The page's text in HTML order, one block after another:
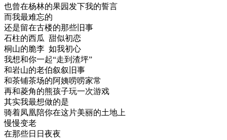
也曾在杨林的果园发下我的誓言
而我最难忘的
还是留在古楼的那些旧事
石柱的西瓜 甜似初恋
桐山的脆李 如我初心
我想和你一起“走到渣坪”
和岩山的老伯叙叙旧事
和茶铺茶场的阿姨唠唠家常
再和菱角的熊孩子玩一次游戏
其实我最想做的是
骑着凤凰陪你在这片美丽的土地上
慢慢变老
在那些日日夜夜